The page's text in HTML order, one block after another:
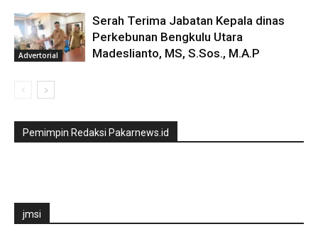
Advertorial
Serah Terima Jabatan Kepala dinas
Perkebunan Bengkulu Utara
Madeslianto, MS, S.Sos., M.A.P
Pemimpin Redaksi Pakarnews.id
jmsi